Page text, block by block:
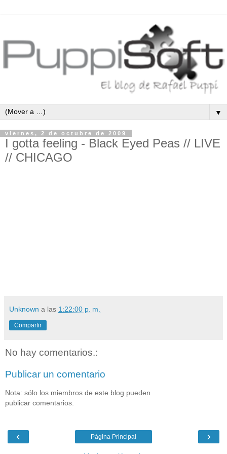
▼
viernes, 2 de octubre de 2009
I gotta feeling - Black Eyed Peas // LIVE
// CHICAGO
Unknown a las 1:22:00 p. m.
Compartir
No hay comentarios.:
Publicar un comentario
Nota: sólo los miembros de este blog pueden
publicar comentarios.
‹ ›
Página Principal